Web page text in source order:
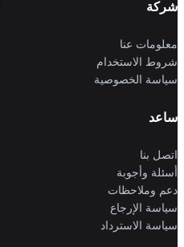
شركة
معلومات عنا
شروط الاستخدام
سياسة الخصوصية
ساعد
اتصل بنا
أسئلة وأجوبة
دعم وملاحظات
سياسة الإرجاع
سياسة الاسترداد